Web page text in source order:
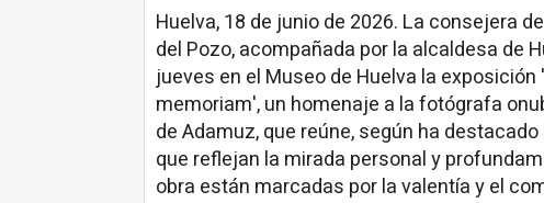
Huelva, 18 de junio de 2026. La consejera
del Pozo, acompañada por la alcaldesa de
jueves en el Museo de Huelva la
memoriam', un homenaje a la fotógrafa
de Adamuz, que reúne, según ha
que reflejan la mirada personal y
obra están marcadas por la valentía y el